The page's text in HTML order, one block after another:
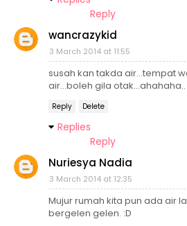
Reply
wancrazykid
3 March 2014 at 11:55
susah kan takda air...tempat
air...boleh gila otak...ahahaha..
Reply Delete
Replies
Reply
Nuriesya Nadia
3 March 2014 at 12:35
Mujur rumah kita pun ada air
bergelen gelen. :D